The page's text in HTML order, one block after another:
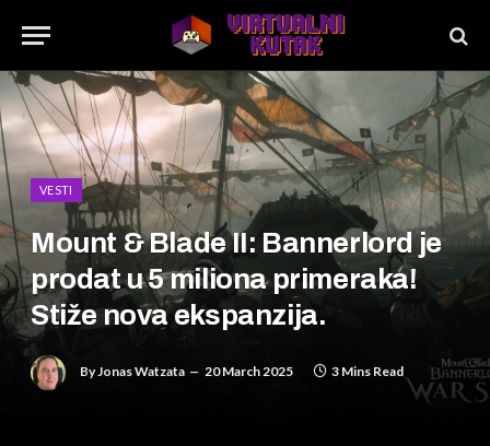
VESTI
Mount & Blade II: Bannerlord je
prodat u 5 miliona primeraka!
Stiže nova ekspanzija.
ByJonas Watzata 20 March 2025 3 Mins Read